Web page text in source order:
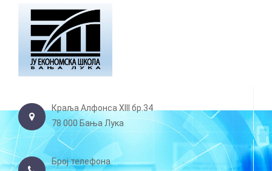
Краља Алфонса XIII бр.34
78 000 Бања Лука
Број телефона